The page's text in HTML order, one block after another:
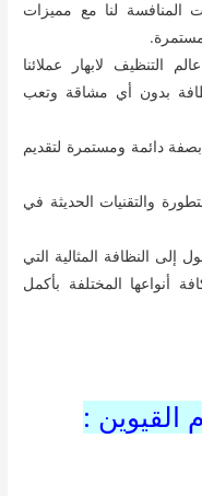
المنافسة لنا مع مميزات
التنظيف لابهار عملائنا
بدون أي مشاقة وتعب
دائمة ومستمرة لتقديم
والتقنيات الحديثة في
النظافة المثالية التي
أنواعها المختلفة بأكمل
: